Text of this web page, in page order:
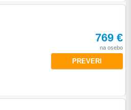
769 €
na osebo
PREVERI